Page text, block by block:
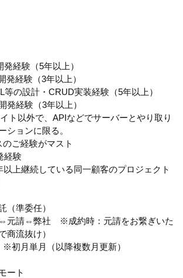
経験（5年以上）
発経験（3年以上）
等の設計・CRUD実装経験（5年以上）
発経験（3年以上）
ト以外で、APIなどでサーバーとやり取り
ションに限る。
ご経験がマスト
経験
以上継続している同一顧客のプロジェクト
（準委任）
元請⇔弊社 ※成約時：元請をお繋ぎいた
商流抜け）
月単月（以降複数月更新）
ート